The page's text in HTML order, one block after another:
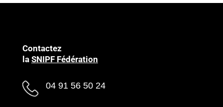
Contactez
la SNIPF Fédération
04 91 56 50 24